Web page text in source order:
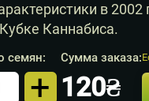
в 2002
Каннабиса.
семян:
во+
Сумма заказа:
120₴